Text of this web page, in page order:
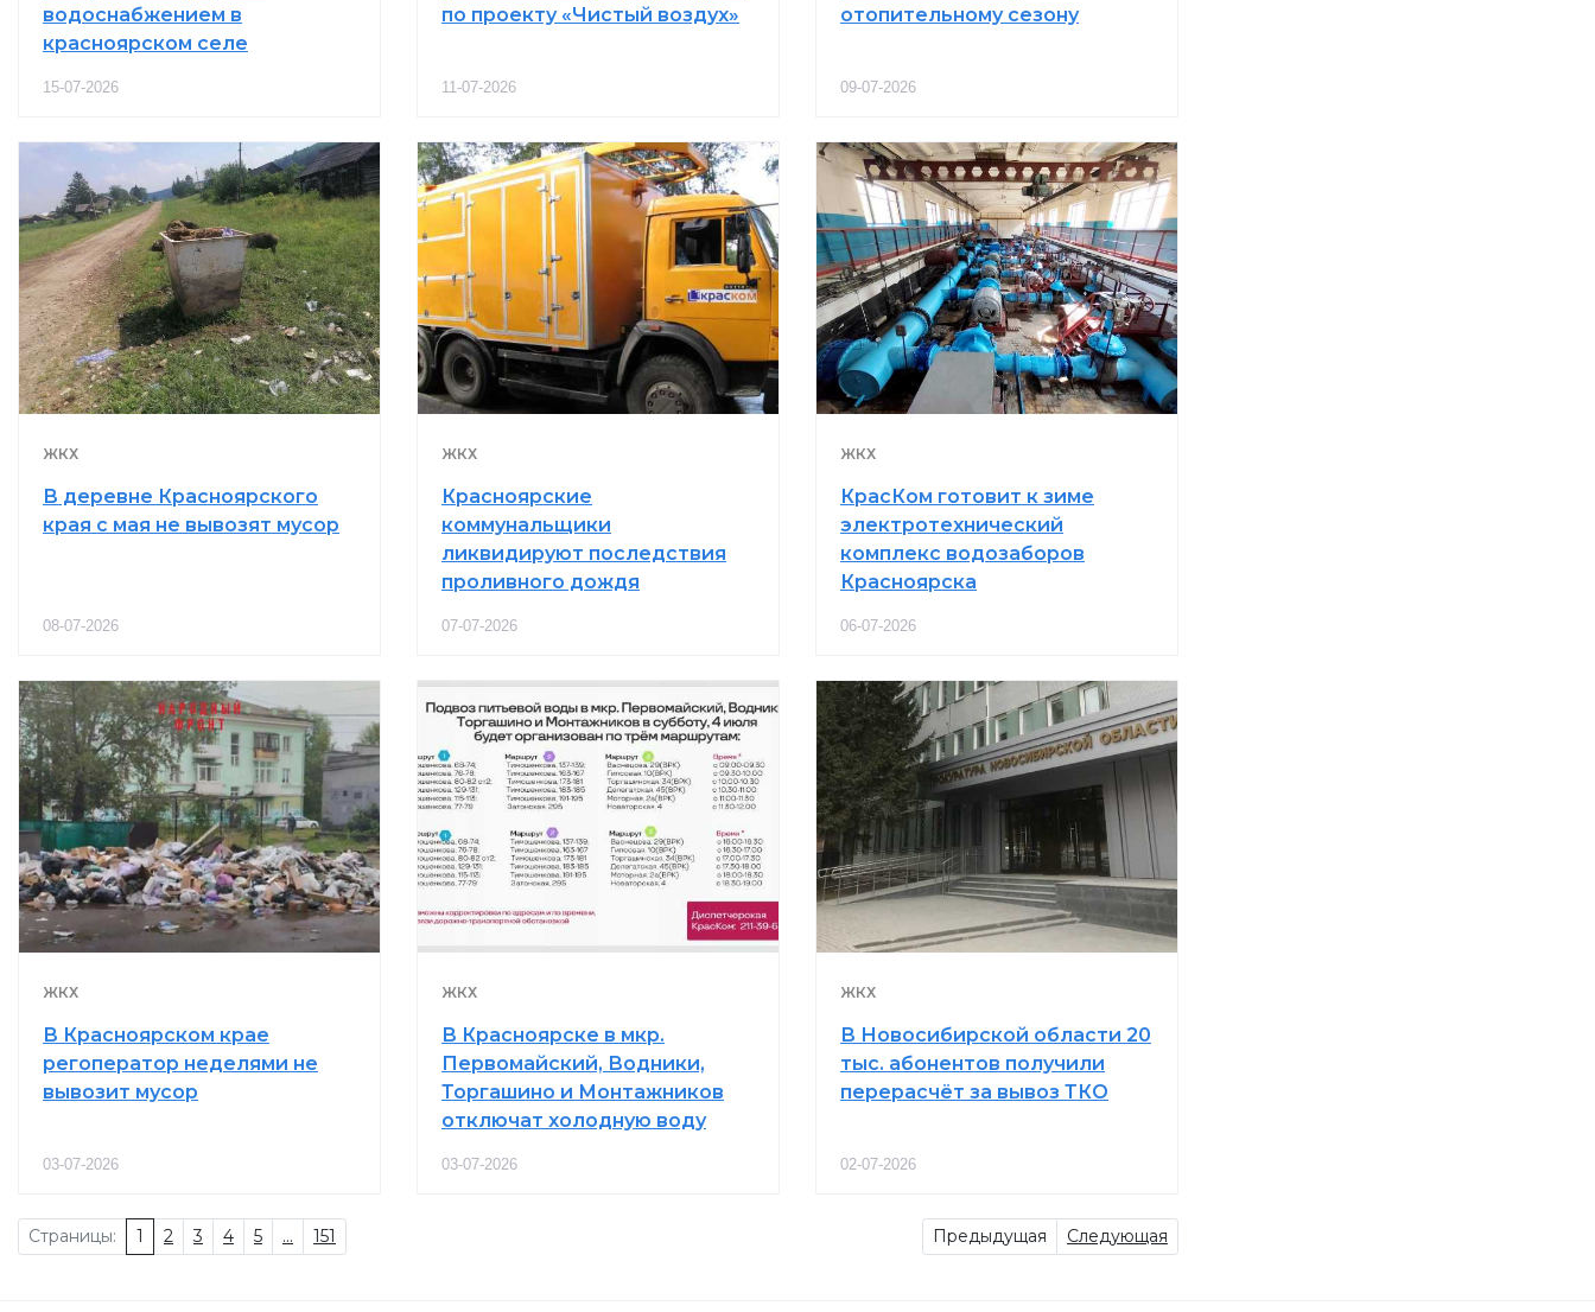
водоснабжением в
красноярском селе
15-07-2026
по проекту «Чистый воздух»
11-07-2026
отопительному сезону
09-07-2026
ЖКХ
В деревне Красноярского
края с мая не вывозят мусор
08-07-2026
ЖКХ
Красноярские
коммунальщики
ликвидируют последствия
проливного дождя
07-07-2026
ЖКХ
КрасКом готовит к зиме
электротехнический
комплекс водозаборов
Красноярска
06-07-2026
ЖКХ
В Красноярском крае
регоператор неделями не
вывозит мусор
03-07-2026
ЖКХ
В Красноярске в мкр.
Первомайский, Водники,
Торгашино и Монтажников
отключат холодную воду
03-07-2026
ЖКХ
В Новосибирской области 20
тыс. абонентов получили
перерасчёт за вывоз ТКО
02-07-2026
Страницы: 1 2 3 4 5 ... 151 Предыдущая Следующая